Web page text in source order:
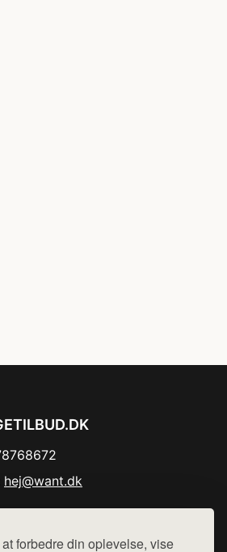
forbedre din oplevelse, vise
hej@want.dk